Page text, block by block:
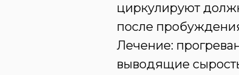
циркулируют
после
Лечение:
выводящие